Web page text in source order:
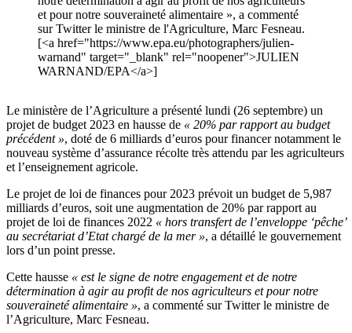
et pour notre souveraineté alimentaire », a commenté
sur Twitter le ministre de l'Agriculture, Marc Fesneau.
[<a href="https://www.epa.eu/photographers/julien-
warnand" target="_blank" rel="noopener">JULIEN
WARNAND/EPA</a>]
Le ministère de l’Agriculture a présenté lundi (26 septembre) un
projet de budget 2023 en hausse de « 20% par rapport au budget
précédent », doté de 6 milliards d’euros pour financer notamment le
nouveau système d’assurance récolte très attendu par les agriculteurs
et l’enseignement agricole.
Le projet de loi de finances pour 2023 prévoit un budget de 5,987
milliards d’euros, soit une augmentation de 20% par rapport au
projet de loi de finances 2022 « hors transfert de l’enveloppe ‘pêche’
au secrétariat d’Etat chargé de la mer », a détaillé le gouvernement
lors d’un point presse.
Cette hausse « est le signe de notre engagement et de notre
détermination à agir au profit de nos agriculteurs et pour notre
souveraineté alimentaire », a commenté sur Twitter le ministre de
l’Agriculture, Marc Fesneau.